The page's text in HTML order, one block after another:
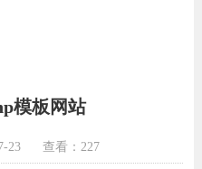
模板网站
23 查看：227